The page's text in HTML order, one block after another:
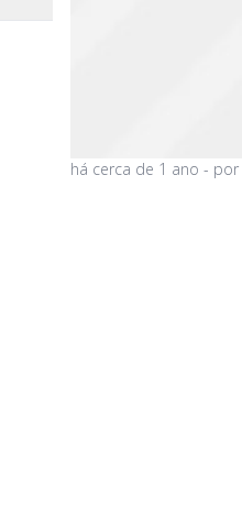
há cerca de 1 ano - por